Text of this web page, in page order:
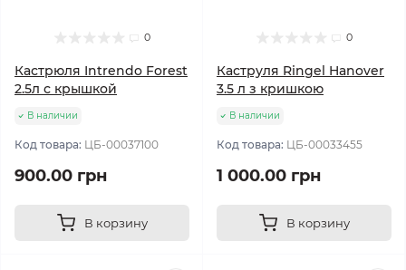
0
Кастрюля Intrendo Forest
2.5л с крышкой
В наличии
Код товара: ЦБ-00037100
900.00 грн
В корзину
0
Каструля Ringel Hanover
3.5 л з кришкою
В наличии
Код товара: ЦБ-00033455
1 000.00 грн
В корзину